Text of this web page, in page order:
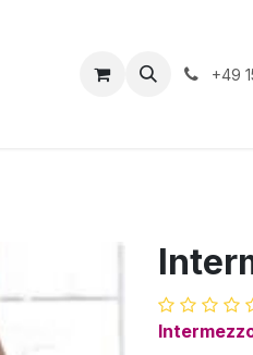
Hilfe Termin +49